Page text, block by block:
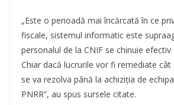
„Este o perioadă mai încărcată în ce
fiscale, sistemul informatic este
personalul de la CNIF se chinuie efectiv
Chiar dacă lucrurile vor fi remediate
se va rezolva până la achiziția de
PNRR”, au spus sursele citate.